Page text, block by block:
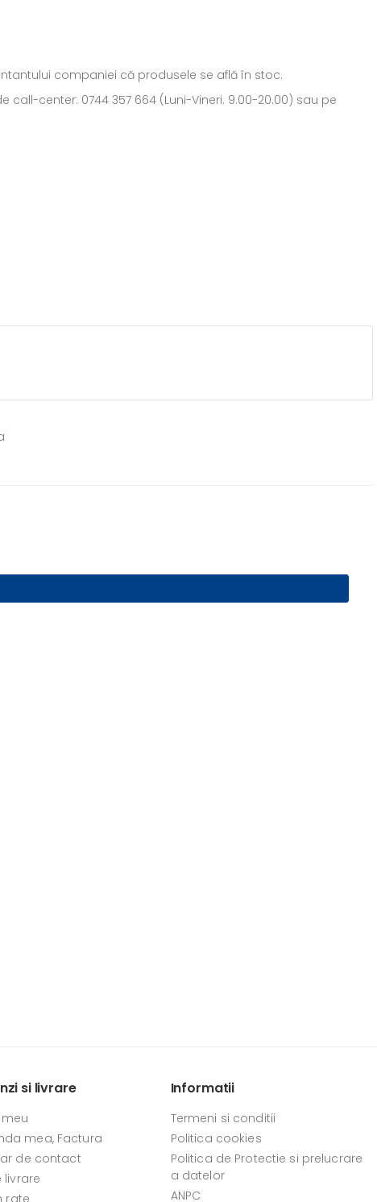
companiei că produsele se află în stoc.
call-center: 0744 357 664 (Luni-Vineri: 9.00-20.00) sau pe
si livrare
mea, Factura
de contact
livrare
rate
Informatii
Termeni si conditii
Politica cookies
Politica de Protectie si prelucrare
a datelor
ANPC